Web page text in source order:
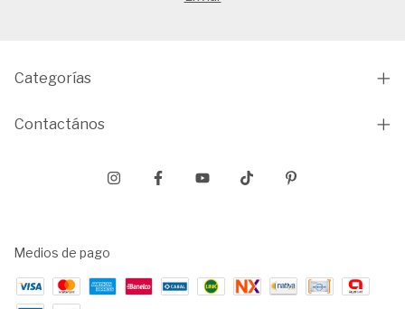
Categorías
Contactános
Medios de pago